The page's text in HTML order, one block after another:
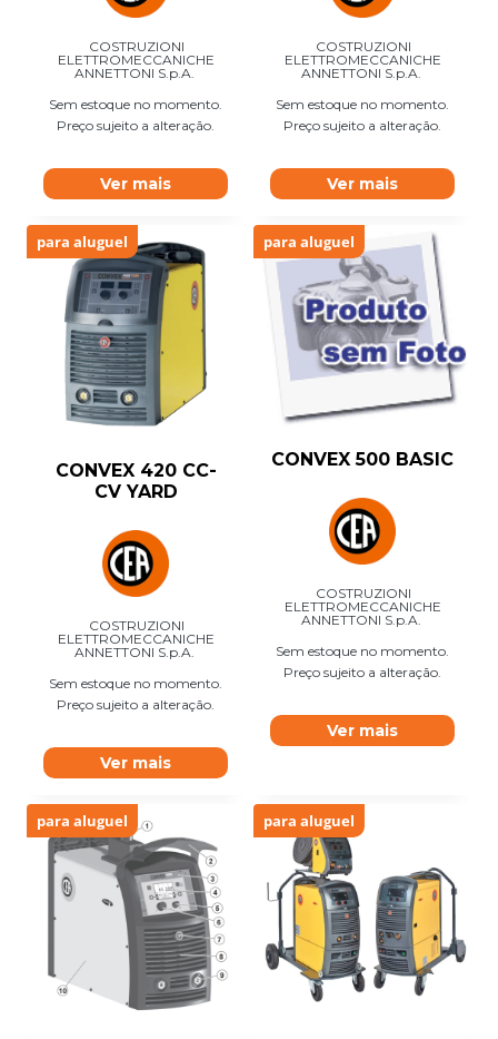
COSTRUZIONI
ELETTROMECCANICHE
ANNETTONI S.p.A.
Sem estoque no momento.
Preço sujeito a alteração.
Ver mais
COSTRUZIONI
ELETTROMECCANICHE
ANNETTONI S.p.A.
Sem estoque no momento.
Preço sujeito a alteração.
Ver mais
para aluguel
CONVEX 420 CC-
CV YARD
COSTRUZIONI
ELETTROMECCANICHE
ANNETTONI S.p.A.
Sem estoque no momento.
Preço sujeito a alteração.
Ver mais
para aluguel
CONVEX 500 BASIC
COSTRUZIONI
ELETTROMECCANICHE
ANNETTONI S.p.A.
Sem estoque no momento.
Preço sujeito a alteração.
Ver mais
para aluguel para aluguel